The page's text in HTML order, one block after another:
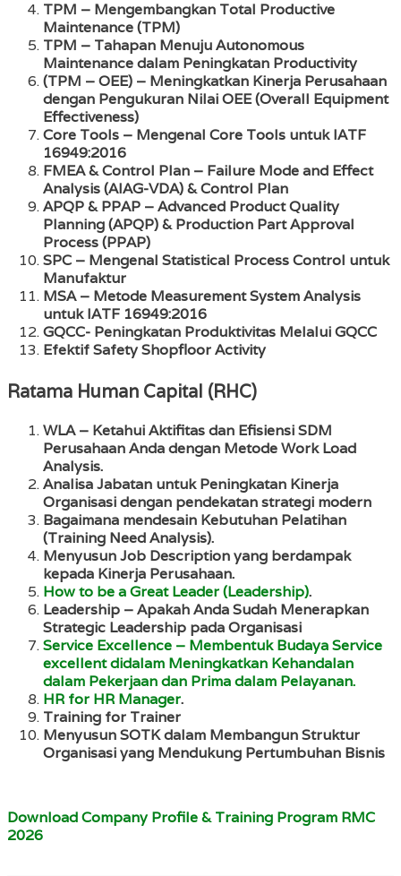
TPM – Mengembangkan Total Productive
Maintenance (TPM)
TPM – Tahapan Menuju Autonomous
Maintenance dalam Peningkatan Productivity
(TPM – OEE) – Meningkatkan Kinerja Perusahaan
dengan Pengukuran Nilai OEE (Overall Equipment
Effectiveness)
Core Tools – Mengenal Core Tools untuk IATF
16949:2016
FMEA & Control Plan – Failure Mode and Effect
Analysis (AIAG-VDA) & Control Plan
APQP & PPAP – Advanced Product Quality
Planning (APQP) & Production Part Approval
Process (PPAP)
SPC – Mengenal Statistical Process Control untuk
Manufaktur
MSA – Metode Measurement System Analysis
untuk IATF 16949:2016
GQCC- Peningkatan Produktivitas Melalui GQCC
Efektif Safety Shopfloor Activity
Ratama Human Capital (RHC)
WLA – Ketahui Aktifitas dan Efisiensi SDM
Perusahaan Anda dengan Metode Work Load
Analysis.
Analisa Jabatan untuk Peningkatan Kinerja
Organisasi dengan pendekatan strategi modern
Bagaimana mendesain Kebutuhan Pelatihan
(Training Need Analysis).
Menyusun Job Description yang berdampak
kepada Kinerja Perusahaan.
How to be a Great Leader (Leadership).
Leadership – Apakah Anda Sudah Menerapkan
Strategic Leadership pada Organisasi
Service Excellence – Membentuk Budaya Service
excellent didalam Meningkatkan Kehandalan
dalam Pekerjaan dan Prima dalam Pelayanan.
HR for HR Manager.
Training for Trainer
Menyusun SOTK dalam Membangun Struktur
Organisasi yang Mendukung Pertumbuhan Bisnis
Download Company Profile & Training Program RMC
2026